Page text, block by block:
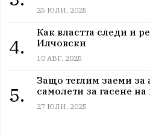
25 ЮЛИ, 2025
4.
Как властта следи и
Илчовски
10 АВГ, 2025
5.
Защо теглим заеми за
самолети за гасене
27 ЮЛИ, 2025